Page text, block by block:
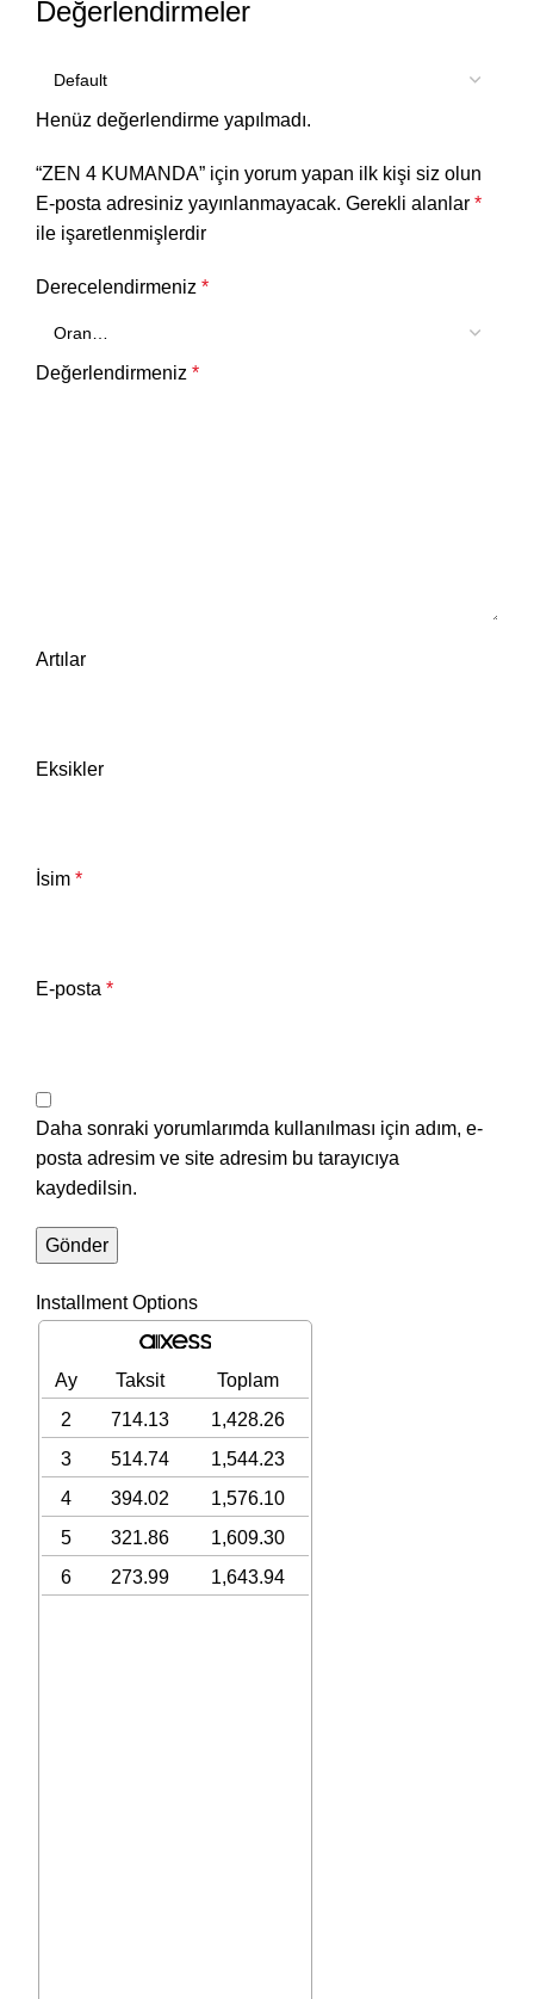
Değerlendirmeler
Henüz değerlendirme yapılmadı.
“ZEN 4 KUMANDA” için yorum yapan ilk kişi siz olun
E-posta adresiniz yayınlanmayacak. Gerekli alanlar *
ile işaretlenmişlerdir
Derecelendirmeniz *
Değerlendirmeniz *
Artılar
Eksikler
İsim *
E-posta *
Daha sonraki yorumlarımda kullanılması için adım, e-
posta adresim ve site adresim bu tarayıcıya
kaydedilsin.
Installment Options
Ay Taksit
Toplam
2
714.13
1,428.26
3
514.74
1,544.23
4
394.02
1,576.10
5
321.86
1,609.30
6
273.99 1,643.94